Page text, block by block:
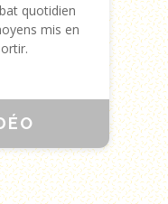
quotidien
mis en